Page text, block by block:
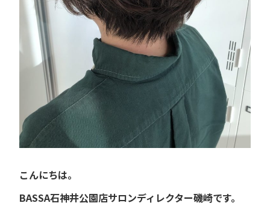
こんにちは。
BASSA石神井公園店サロンディレクター磯崎です。